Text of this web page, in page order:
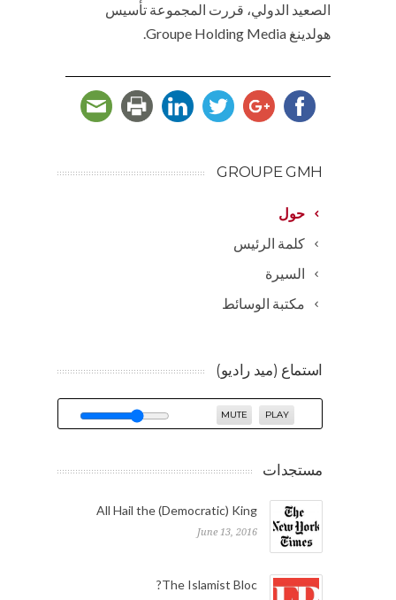
الصعيد الدولي، قررت المجموعة تأسيس
هولدينغ Groupe Holding Media.
GROUPE GMH
حول
كلمة الرئيس
السيرة
مكتبة الوسائط
استماع (ميد راديو)
PLAY
MUTE
مستجدات
All Hail the (Democratic) King
June 13, 2016
The Islamist Bloc?